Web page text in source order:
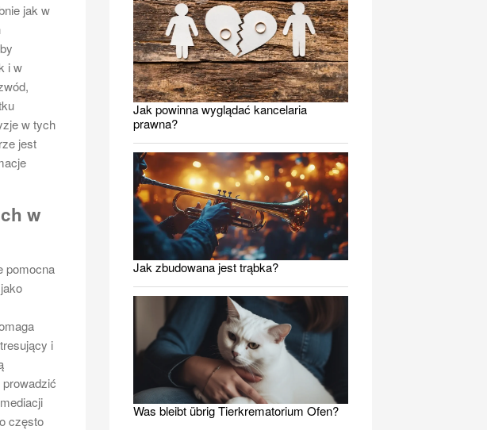
jak w
i w
w tych
jest
w
pomocna
i
często
Jak powinna wyglądać kancelaria
prawna?
Jak zbudowana jest trąbka?
Was bleibt übrig Tierkrematorium Ofen?